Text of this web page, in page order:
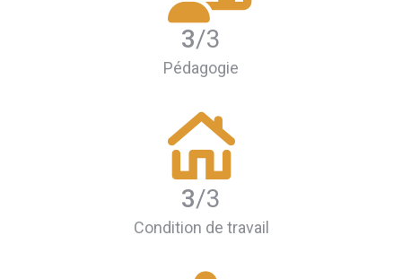
3/3
Pédagogie
3/3
Condition de travail